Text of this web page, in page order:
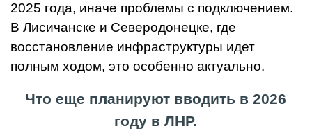
2025 года, иначе проблемы с подключением.
В Лисичанске и Северодонецке, где
восстановление инфраструктуры идет
полным ходом, это особенно актуально.
Что еще планируют вводить в 2026
году в ЛНР.